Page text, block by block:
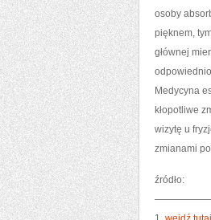
osoby
pięknem,
głównej
Medycyna
kłopotliwe
wizytę u
zmianami
źródło: